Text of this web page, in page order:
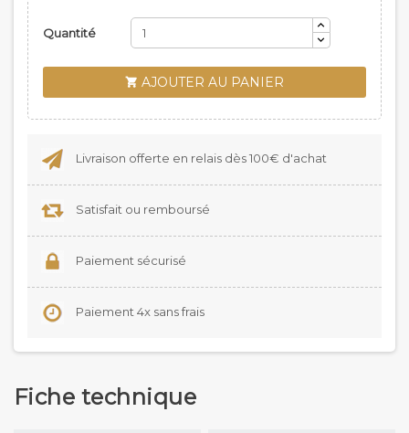
Quantité
 AJOUTER AU PANIER
Livraison offerte en relais dès 100€ d'achat
Satisfait ou remboursé
Paiement sécurisé
Paiement 4x sans frais
Fiche technique